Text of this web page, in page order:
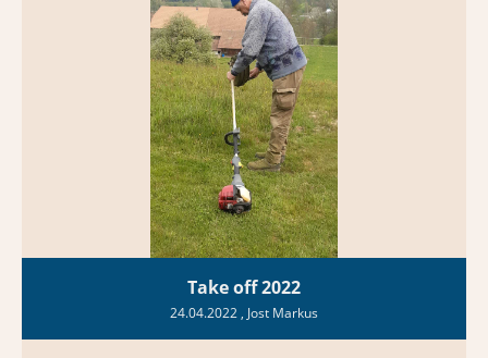
Take off 2022
24.04.2022 , Jost Markus